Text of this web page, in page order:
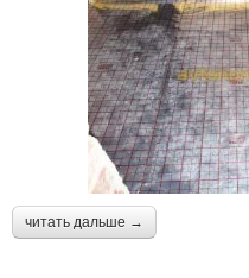
читать дальше →